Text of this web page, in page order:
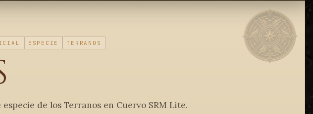
ESPECIE TERRANOS
de los Terranos en Cuervo SRM Lite.